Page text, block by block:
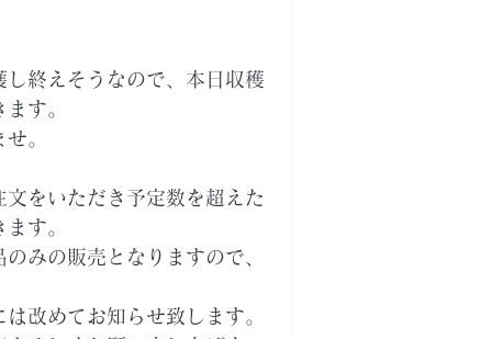
終えそうなので、本日収穫
す。
。
をいただき予定数を超えた
す。
みの販売となりますので、
改めてお知らせ致します。